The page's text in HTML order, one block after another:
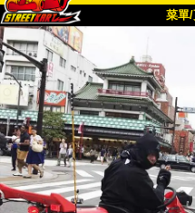
菜單
關於
交通方式 顧
公司
東京品川 #1